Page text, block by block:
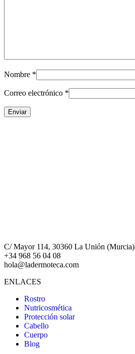
Nombre *
Correo electrónico *
C/ Mayor 114, 30360 La Unión (Murcia)
+34 968 56 04 08
hola@ladermoteca.com
ENLACES
Rostro
Nutricosmética
Protección solar
Cabello
Cuerpo
Blog